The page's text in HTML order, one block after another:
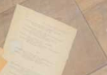
桃の節句・端午の節句